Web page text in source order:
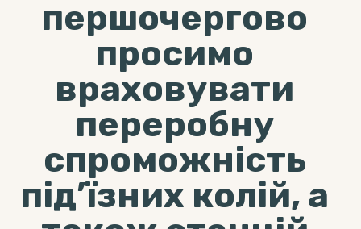
першочергово
просимо
враховувати
переробну
спроможність
під’їзних колій, а